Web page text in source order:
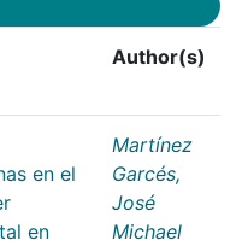
Author(s)
en el
en
Martínez
Garcés,
José
Michael